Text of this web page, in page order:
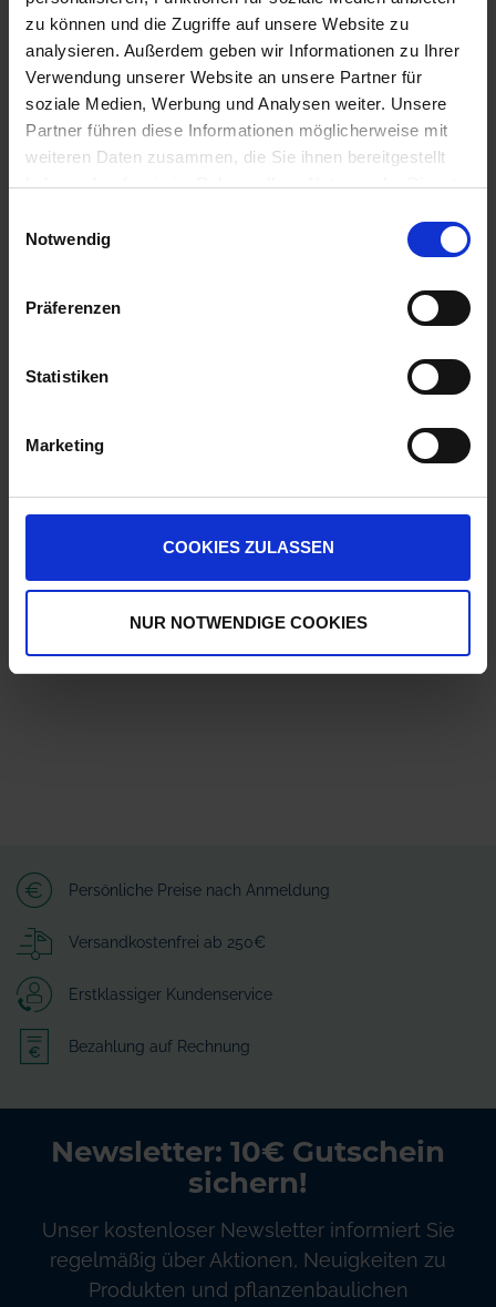
zu können und die Zugriffe auf unsere Website zu
analysieren. Außerdem geben wir Informationen zu Ihrer
Verwendung unserer Website an unsere Partner für
soziale Medien, Werbung und Analysen weiter. Unsere
Partner führen diese Informationen möglicherweise mit
weiteren Daten zusammen, die Sie ihnen bereitgestellt
haben oder die sie im Rahmen Ihrer Nutzung der Dienste
Notwendig
Präferenzen
Statistiken
Marketing
COOKIES ZULASSEN
NUR NOTWENDIGE COOKIES
Anmelden für Ihren persönlichen Preis
13,58 € / St
13,58 €pro 1 Stück
16,16 €
inkl. 19% MwSt.,zzgl. Versandkosten
Auf Lager
QTY_CONTROL_DECREASE
IN DEN WARENKORB
ZUR VERGLEICHSLISTE HINZUFÜGEN
August Holder GmbH
kontakt@holder-online.de
Persönliche Preise nach Anmeldung
Versandkostenfrei ab 250€
Erstklassiger Kundenservice
Bezahlung auf Rechnung
Newsletter: 10€ Gutschein
sichern!
Unser kostenloser Newsletter informiert Sie
regelmäßig über Aktionen, Neuigkeiten zu
Produkten und pflanzenbaulichen